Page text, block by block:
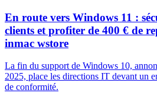
En route vers Windows 11 :
clients et profiter de 400 € de
inmac wstore
La fin du support de Windows 10,
2025, place les directions IT devant un
de conformité.